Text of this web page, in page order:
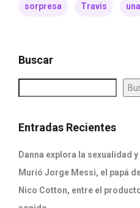
sorpresa Travis una
Buscar
Entradas Recientes
Danna explora la sexualidad y
Murió Jorge Messi, el papá
Nico Cotton, entre el